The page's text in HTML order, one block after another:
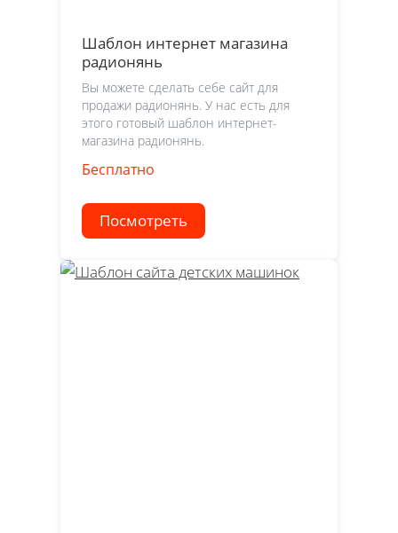
Шаблон интернет магазина
радионянь
Вы можете сделать себе сайт для
продажи радионянь. У нас есть для
этого готовый шаблон интернет-
магазина радионянь.
Бесплатно
Посмотреть